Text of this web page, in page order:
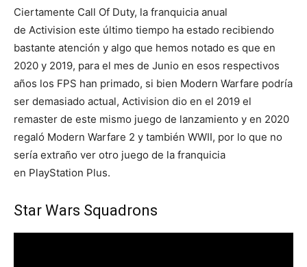
Ciertamente Call Of Duty, la franquicia anual
de Activision este último tiempo ha estado recibiendo
bastante atención y algo que hemos notado es que en
2020 y 2019, para el mes de Junio en esos respectivos
años los FPS han primado, si bien Modern Warfare podría
ser demasiado actual, Activision dio en el 2019 el
remaster de este mismo juego de lanzamiento y en 2020
regaló Modern Warfare 2 y también WWII, por lo que no
sería extraño ver otro juego de la franquicia
en PlayStation Plus.
Star Wars Squadrons